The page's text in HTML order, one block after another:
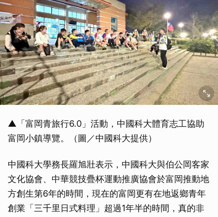
▲「富岡青旅行6.0」活動，中國科大體育志工協助
富岡小鎮導覽。（圖／中國科大提供）
中國科大學務長羅旭壯表示，中國科大與伯公岡客家
文化協會、中華競技疊杯運動推廣協會於富岡推動地
方創生第6年的時間，現在的富岡更有在地返鄉青年
創業「三千里日式料理」超過1年半的時間，真的非